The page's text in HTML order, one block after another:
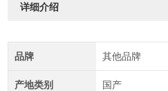
详细介绍
品牌 其他品牌
产地类别 国产